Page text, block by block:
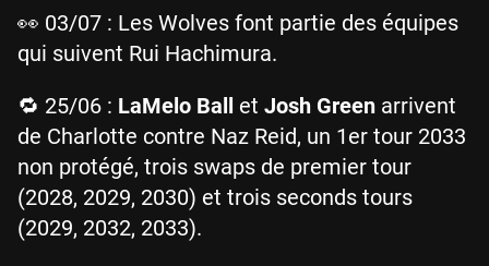
👀 03/07 : Les Wolves font partie des équipes
qui suivent Rui Hachimura.
🔁 25/06 : LaMelo Ball et Josh Green arrivent
de Charlotte contre Naz Reid, un 1er tour 2033
non protégé, trois swaps de premier tour
(2028, 2029, 2030) et trois seconds tours
(2029, 2032, 2033).